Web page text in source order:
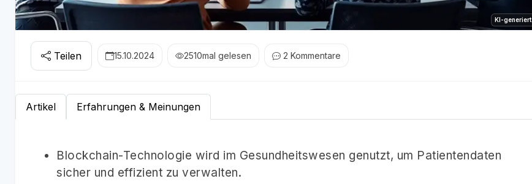
KI-generiert
Teilen 15.10.2024 2510mal gelesen 2 Kommentare
Artikel Erfahrungen & Meinungen
Blockchain-Technologie wird im Gesundheitswesen genutzt, um Patientendaten
sicher und effizient zu verwalten.